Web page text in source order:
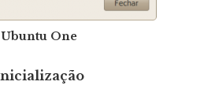
Ubuntu One